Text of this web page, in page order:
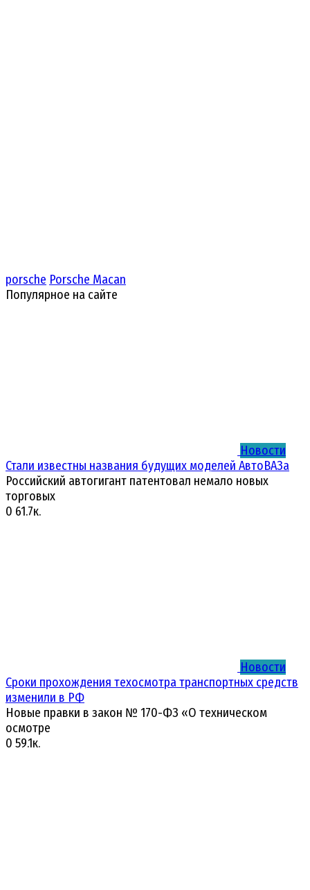
porsche Porsche Macan
Популярное на сайте
Новости
Стали известны названия будущих моделей АвтоВАЗа
Российский автогигант патентовал немало новых
торговых
0 61.7к.
Новости
Сроки прохождения техосмотра транспортных средств
изменили в РФ
Новые правки в закон № 170-ФЗ «О техническом
осмотре
0 59.1к.